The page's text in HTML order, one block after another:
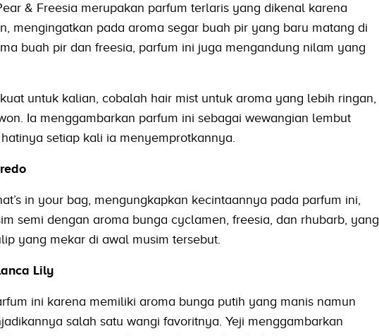
& Freesia merupakan parfum terlaris yang dikenal karena
mengingatkan pada aroma segar buah pir yang baru matang di
buah pir dan freesia, parfum ini juga mengandung nilam yang
untuk kalian, cobalah hair mist untuk aroma yang lebih ringan,
Ia menggambarkan parfum ini sebagai wewangian lembut
setiap kali ia menyemprotkannya.
in your bag, mengungkapkan kecintaannya pada parfum ini,
semi dengan aroma bunga cyclamen, freesia, dan rhubarb, yang
yang mekar di awal musim tersebut.
Lily
ini karena memiliki aroma bunga putih yang manis namun
salah satu wangi favoritnya. Yeji menggambarkan